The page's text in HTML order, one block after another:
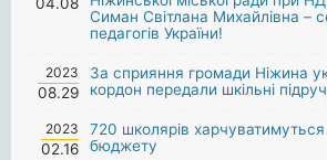
Симан Світлана Михайлівна –
педагогів України!
2023
08.29
За сприяння громади Ніжина
кордон передали шкільні
2023
02.16
720 школярів
бюджету